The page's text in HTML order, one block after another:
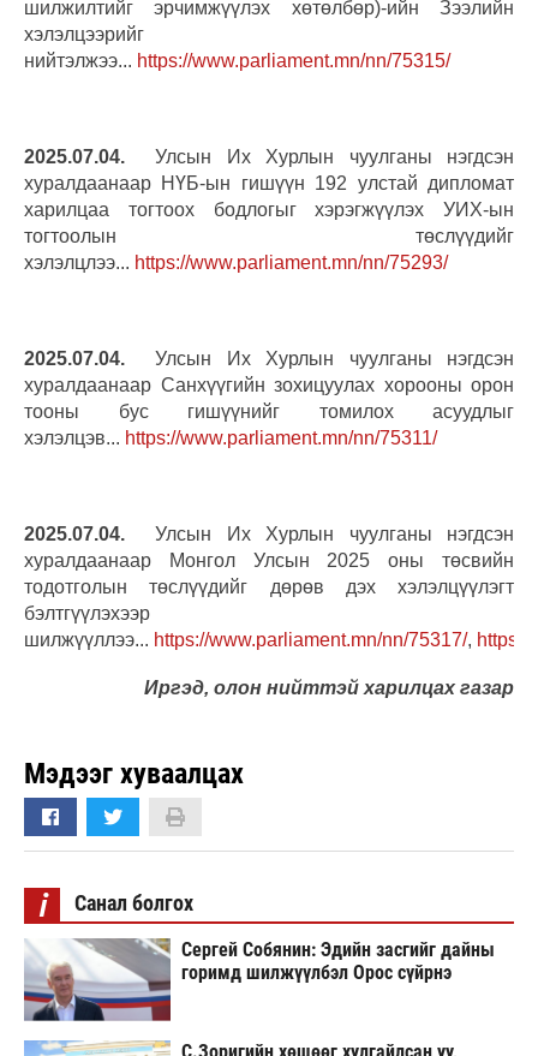
шилжилтийг эрчимжүүлэх хөтөлбөр)-ийн Зээлийн
хэлэлцээрийг
нийтэлжээ... https://www.parliament.mn/nn/75315/
2025.07.04. Улсын Их Хурлын чуулганы нэгдсэн
хуралдаанаар НҮБ-ын гишүүн 192 улстай дипломат
харилцаа тогтоох бодлогыг хэрэгжүүлэх УИХ-ын
тогтоолын төслүүдийг
хэлэлцлээ... https://www.parliament.mn/nn/75293/
2025.07.04. Улсын Их Хурлын чуулганы нэгдсэн
хуралдаанаар Санхүүгийн зохицуулах хорооны орон
тооны бус гишүүнийг томилох асуудлыг
хэлэлцэв... https://www.parliament.mn/nn/75311/
2025.07.04. Улсын Их Хурлын чуулганы нэгдсэн
хуралдаанаар Монгол Улсын 2025 оны төсвийн
тодотголын төслүүдийг дөрөв дэх хэлэлцүүлэгт
бэлтгүүлэхээр
шилжүүллээ... https://www.parliament.mn/nn/75317/,
Иргэд, олон нийттэй харилцах газар
Мэдээг хуваалцах
i Санал болгох
Сергей Собянин: Эдийн засгийг дайны
горимд шилжүүлбэл Орос сүйрнэ